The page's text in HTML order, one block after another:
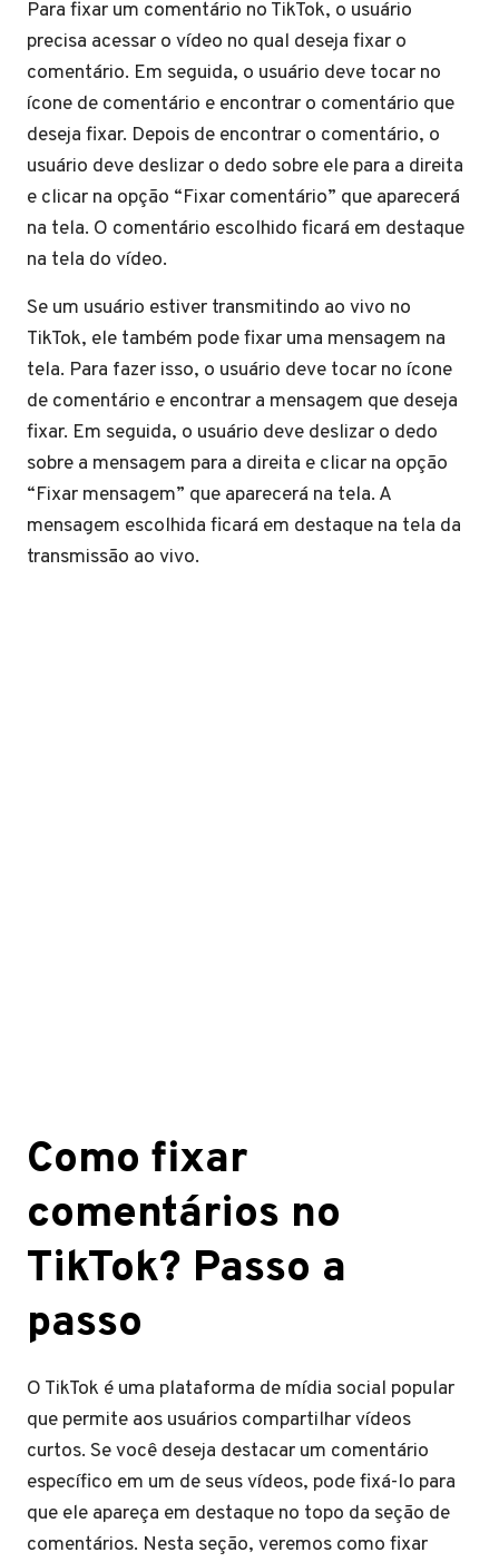
Para fixar um comentário no TikTok, o usuário
precisa acessar o vídeo no qual deseja fixar o
comentário. Em seguida, o usuário deve tocar no
ícone de comentário e encontrar o comentário que
deseja fixar. Depois de encontrar o comentário, o
usuário deve deslizar o dedo sobre ele para a direita
e clicar na opção “Fixar comentário” que aparecerá
na tela. O comentário escolhido ficará em destaque
na tela do vídeo.
Se um usuário estiver transmitindo ao vivo no
TikTok, ele também pode fixar uma mensagem na
tela. Para fazer isso, o usuário deve tocar no ícone
de comentário e encontrar a mensagem que deseja
fixar. Em seguida, o usuário deve deslizar o dedo
sobre a mensagem para a direita e clicar na opção
“Fixar mensagem” que aparecerá na tela. A
mensagem escolhida ficará em destaque na tela da
transmissão ao vivo.
Como fixar
comentários no
TikTok? Passo a
passo
O TikTok é uma plataforma de mídia social popular
que permite aos usuários compartilhar vídeos
curtos. Se você deseja destacar um comentário
específico em um de seus vídeos, pode fixá-lo para
que ele apareça em destaque no topo da seção de
comentários. Nesta seção, veremos como fixar